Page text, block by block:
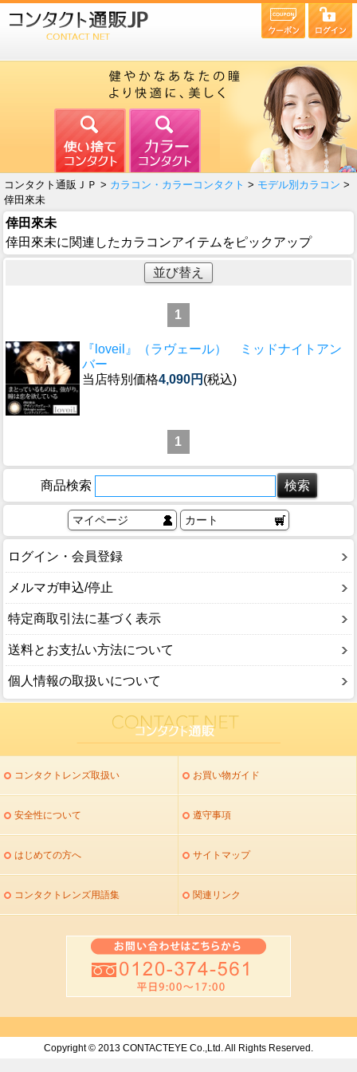
コンタクト通販ＪＰ > カラコン・カラーコンタクト > モデル別カラコン >
倖田來未
倖田來未
倖田來未に関連したカラコンアイテムをピックアップ
並び替え
1
『loveil』（ラヴェール） ミッドナイトアン
バー
当店特別価格4,090円 (税込)
1
商品検索
マイページ カート
ログイン・会員登録
メルマガ申込/停止
特定商取引法に基づく表示
送料とお支払い方法について
個人情報の取扱いについて
コンタクトレンズ取扱い お買い物ガイド
安全性について 遵守事項
はじめての方へ サイトマップ
コンタクトレンズ用語集 関連リンク
Copyright © 2013 CONTACTEYE Co.,Ltd. All Rights Reserved.